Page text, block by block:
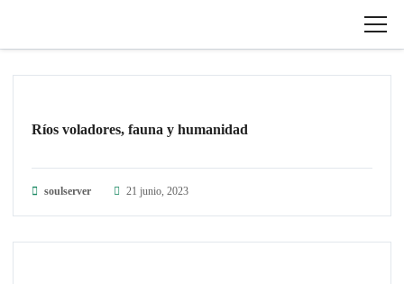
Ríos voladores, fauna y humanidad
soulserver 21 junio, 2023